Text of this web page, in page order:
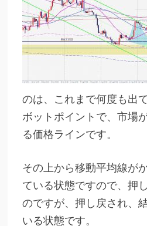
のは、これまで何度も出
ボットポイントで、市場
る価格ラインです。
その上から移動平均線が
ている状態ですので、押
のですが、押し戻され、
いる状態です。